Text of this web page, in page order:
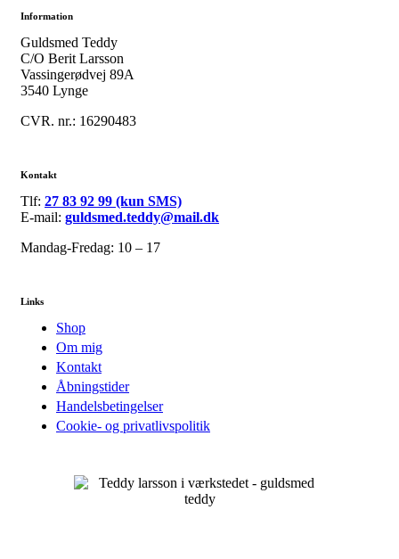
Information
Guldsmed Teddy
C/O Berit Larsson
Vassingerødvej 89A
3540 Lynge
CVR. nr.: 16290483
Kontakt
Tlf: 27 83 92 99 (kun SMS)
E-mail: guldsmed.teddy@mail.dk
Mandag-Fredag: 10 – 17
Links
Shop
Om mig
Kontakt
Åbningstider
Handelsbetingelser
Cookie- og privatlivspolitik